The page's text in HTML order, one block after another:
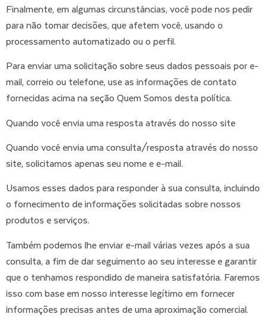
Finalmente, em algumas circunstâncias, você pode nos pedir
para não tomar decisões, que afetem você, usando o
processamento automatizado ou o perfil.
Para enviar uma solicitação sobre seus dados pessoais por e-
mail, correio ou telefone, use as informações de contato
fornecidas acima na seção Quem Somos desta política.
Quando você envia uma resposta através do nosso site
Quando você envia uma consulta/resposta através do nosso
site, solicitamos apenas seu nome e e-mail.
Usamos esses dados para responder à sua consulta, incluindo
o fornecimento de informações solicitadas sobre nossos
produtos e serviços.
Também podemos lhe enviar e-mail várias vezes após a sua
consulta, a fim de dar seguimento ao seu interesse e garantir
que o tenhamos respondido de maneira satisfatória. Faremos
isso com base em nosso interesse legítimo em fornecer
informações precisas antes de uma aproximação comercial.